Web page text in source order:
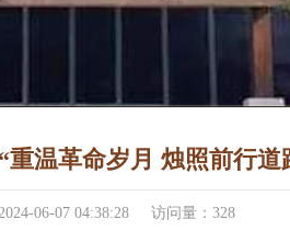
温革命岁月 烛照前行
06-07 04:38:28 访问量： 328